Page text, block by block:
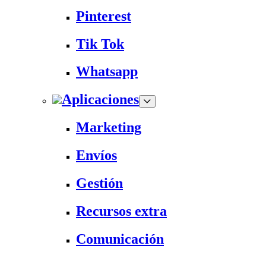
Pinterest
Tik Tok
Whatsapp
Aplicaciones
Marketing
Envíos
Gestión
Recursos extra
Comunicación